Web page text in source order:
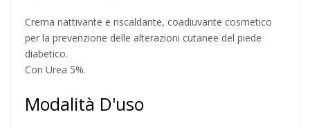
Crema riattivante e riscaldante, coadiuvante cosmetico
per la prevenzione delle alterazioni cutanee del piede
diabetico.
Con Urea 5%.
Modalità D'uso